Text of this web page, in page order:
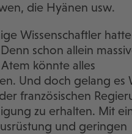
die Hyänen usw.
Wissenschaftler
schon allein
könnte alles
Und doch gelang es
französischen
zu erhalten. Mit
und geringen